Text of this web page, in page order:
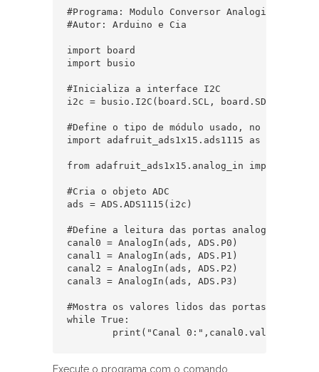
#Programa: Modulo Conversor Analogico
#Autor: Arduino e Cia
import board
import busio
#Inicializa a interface I2C
i2c = busio.I2C(board.SCL, board.SDA)
#Define o tipo de módulo usado, no caso, o
import adafruit_ads1x15.ads1115 as ADS
from adafruit_ads1x15.analog_in import
#Cria o objeto ADC
ads = ADS.ADS1115(i2c)
#Define a leitura das portas analogicas do
canal0 = AnalogIn(ads, ADS.P0)
canal1 = AnalogIn(ads, ADS.P1)
canal2 = AnalogIn(ads, ADS.P2)
canal3 = AnalogIn(ads, ADS.P3)
#Mostra os valores lidos das portas
while True:
print("Canal 0:",canal0.value,
Execute o programa com o comando